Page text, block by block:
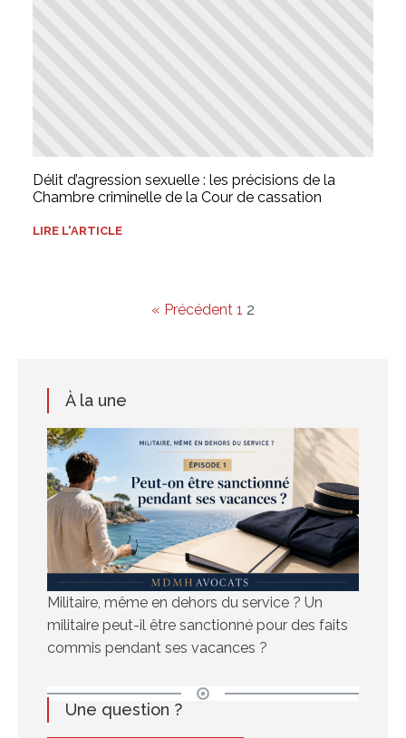
Délit d’agression sexuelle : les précisions de la
Chambre criminelle de la Cour de cassation
LIRE L'ARTICLE
« Précédent 1 2
À la une
Militaire, même en dehors du service ? Un
militaire peut-il être sanctionné pour des faits
commis pendant ses vacances ?
Une question ?